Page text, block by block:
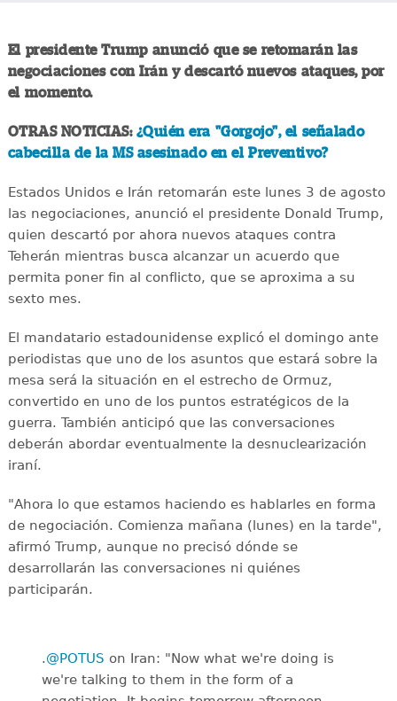
El presidente Trump anunció que se retomarán las
negociaciones con Irán y descartó nuevos ataques, por
el momento.
OTRAS NOTICIAS: ¿Quién era "Gorgojo", el señalado
cabecilla de la MS asesinado en el Preventivo?
Estados Unidos e Irán retomarán este lunes 3 de agosto
las negociaciones, anunció el presidente Donald Trump,
quien descartó por ahora nuevos ataques contra
Teherán mientras busca alcanzar un acuerdo que
permita poner fin al conflicto, que se aproxima a su
sexto mes.
El mandatario estadounidense explicó el domingo ante
periodistas que uno de los asuntos que estará sobre la
mesa será la situación en el estrecho de Ormuz,
convertido en uno de los puntos estratégicos de la
guerra. También anticipó que las conversaciones
deberán abordar eventualmente la desnuclearización
iraní.
"Ahora lo que estamos haciendo es hablarles en forma
de negociación. Comienza mañana (lunes) en la tarde",
afirmó Trump, aunque no precisó dónde se
desarrollarán las conversaciones ni quiénes
participarán.
.@POTUS on Iran: "Now what we're doing is
we're talking to them in the form of a